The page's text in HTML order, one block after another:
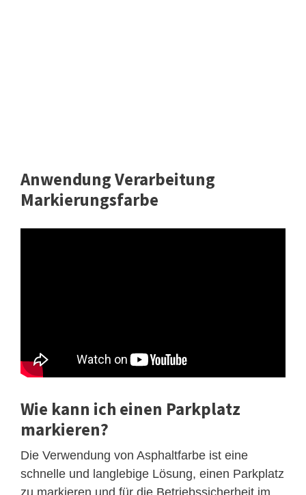
Anwendung Verarbeitung
Markierungsfarbe
Wie kann ich einen Parkplatz
markieren?
Die Verwendung von Asphaltfarbe ist eine
schnelle und langlebige Lösung, einen Parkplatz
zu markieren und für die Betriebssicherheit im